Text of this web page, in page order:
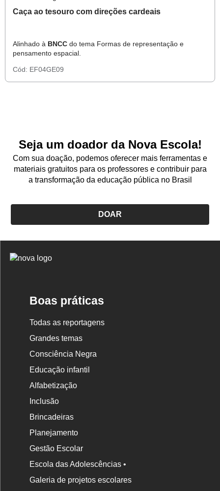
Caça ao tesouro com direções cardeais
Alinhado à BNCC do tema Formas de representação e
pensamento espacial.
Cód: EF04GE09
Seja um doador da Nova Escola!
Com sua doação, podemos oferecer mais ferramentas e
materiais gratuitos para os professores e contribuir para
a transformação da educação pública no Brasil
DOAR
Logo
Boas práticas
Todas as reportagens
Grandes temas
Consciência Negra
Educação infantil
Alfabetização
Inclusão
Brincadeiras
Planejamento
Gestão Escolar
Escola das Adolescências •
Galeria de projetos escolares